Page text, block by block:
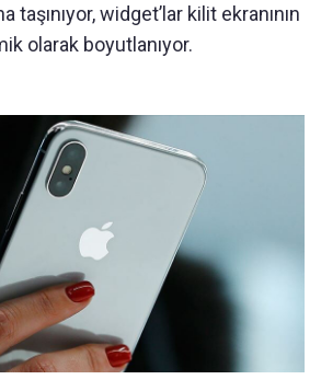
taşınıyor, widget’lar kilit ekranının
olarak boyutlanıyor.